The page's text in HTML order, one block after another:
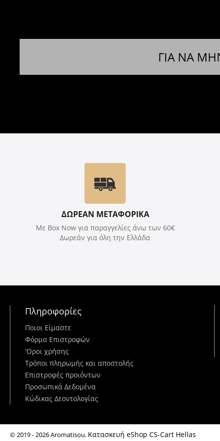
ΓΙΑ ΝΑ
ΔΩΡΕΑΝ ΜΕΤΑΦΟΡΙΚΑ
Με Box Now για παραγγελίες άνω των 60€
Δωρεάν για όλη την Ελλάδα
Πληροφορίες
Ποιοι Είμαστε
Φόρμα Επιστροφών
'Oροι χρήσης
Τρόποι πληρωμής και αποστολής
Επιστροφές προιόντων
Προσωπικά Δεδομένα
Κώδικας Δεοντολογίας
© 2019 - 2026 Aromatisou. Κατασκευή eShop CS-Cart Hellas